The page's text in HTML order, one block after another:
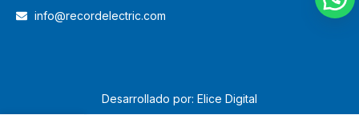
info@recordelectric.com
Desarrollado por: Elice Digital